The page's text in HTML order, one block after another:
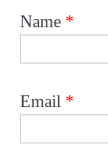
Name *
Email *